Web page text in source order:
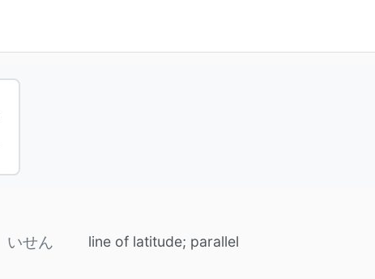
いせん line of latitude; parallel